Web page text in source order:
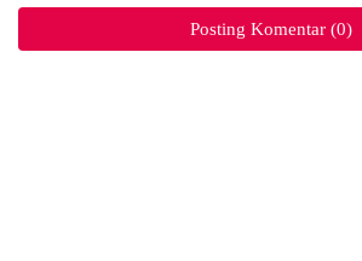
Posting Komentar (0)